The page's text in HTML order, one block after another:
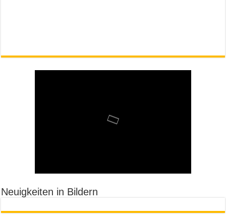
Neuigkeiten in Bildern